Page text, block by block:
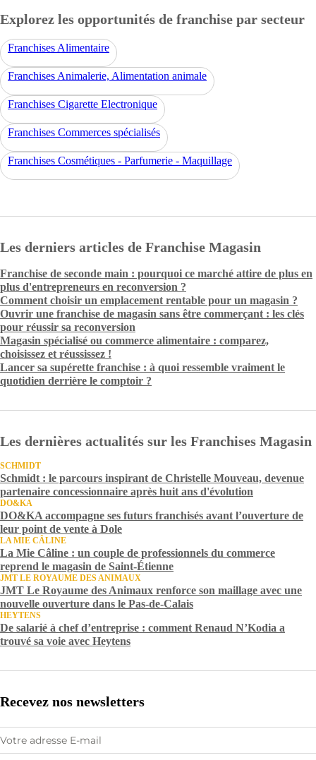
Explorez les opportunités de franchise par secteur
Franchises Alimentaire
Franchises Animalerie, Alimentation animale
Franchises Cigarette Electronique
Franchises Commerces spécialisés
Franchises Cosmétiques - Parfumerie - Maquillage
Les derniers articles de Franchise Magasin
Franchise de seconde main : pourquoi ce marché attire de plus en
plus d'entrepreneurs en reconversion ?
Comment choisir un emplacement rentable pour un magasin ?
Ouvrir une franchise de magasin sans être commerçant : les clés
pour réussir sa reconversion
Magasin spécialisé ou commerce alimentaire : comparez,
choisissez et réussissez !
Lancer sa supérette franchise : à quoi ressemble vraiment le
quotidien derrière le comptoir ?
Les dernières actualités sur les Franchises Magasin
SCHMIDT
Schmidt : le parcours inspirant de Christelle Mouveau, devenue
partenaire concessionnaire après huit ans d'évolution
DO&KA
DO&KA accompagne ses futurs franchisés avant l’ouverture de
leur point de vente à Dole
LA MIE CÂLINE
La Mie Câline : un couple de professionnels du commerce
reprend le magasin de Saint-Étienne
JMT LE ROYAUME DES ANIMAUX
JMT Le Royaume des Animaux renforce son maillage avec une
nouvelle ouverture dans le Pas-de-Calais
HEYTENS
De salarié à chef d’entreprise : comment Renaud N’Kodia a
trouvé sa voie avec Heytens
Recevez nos newsletters